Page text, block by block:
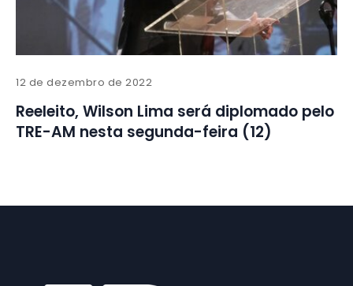
12 de dezembro de 2022
Reeleito, Wilson Lima será diplomado pelo
TRE-AM nesta segunda-feira (12)